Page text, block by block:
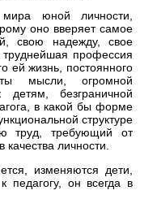
мира юной личности,
оно вверяет самое
свою надежду, свое
профессия
ей жизнь, постоянного
мысли, огромной
безграничной
в какой бы форме
структуре
труд, требующий от
качества личности.
изменяются дети,
педагогу, он всегда в